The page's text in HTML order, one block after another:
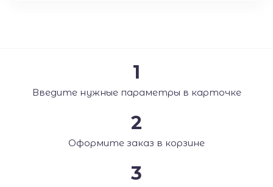
1
Введите нужные параметры в карточке
2
Оформите заказ в корзине
3